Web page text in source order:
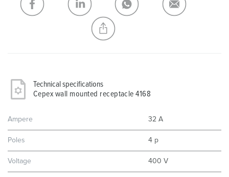
CREATE A NEW LIST
Technical specifications
Cepex wall mounted receptacle 4168
Ampere 32 A
Poles 4 p
Voltage 400 V